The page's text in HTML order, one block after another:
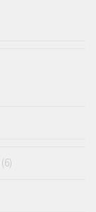
(6)